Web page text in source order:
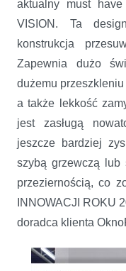
aktualny must
VISION. Ta
konstrukcja
Zapewnia dużo
dużemu
a także lekkość
jest zasługą
jeszcze bardziej
szybą grzewczą lub
przeziernością, co
INNOWACJI ROKU
doradca klienta